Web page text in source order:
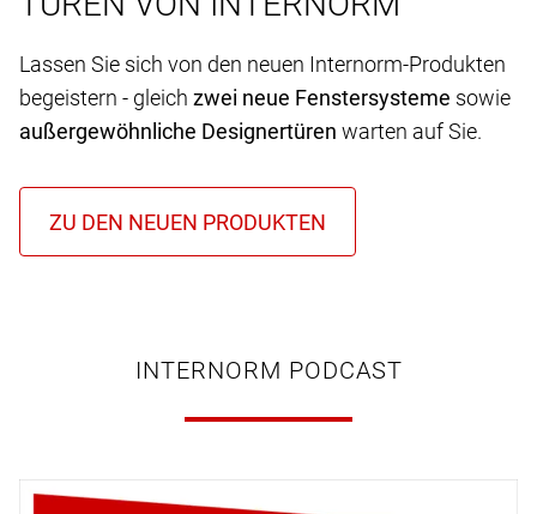
Lassen Sie sich von den neuen Internorm-Produkten
begeistern - gleich zwei neue Fenstersysteme sowie
außergewöhnliche Designertüren warten auf Sie.
INTERNORM PODCAST